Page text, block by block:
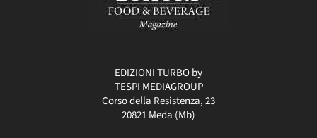
EDIZIONI TURBO by
TESPI MEDIAGROUP
Corso della Resistenza, 23
20821 Meda (Mb)